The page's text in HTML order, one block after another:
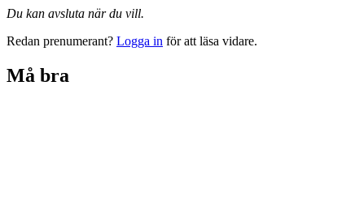
Du kan avsluta när du vill.
Redan prenumerant? Logga in för att läsa vidare.
Må bra